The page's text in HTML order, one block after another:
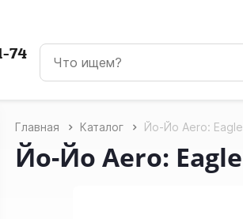
74
Главная Каталог Йо-Йо Aero: Eagle
Йо-Йо Aero: Eagle